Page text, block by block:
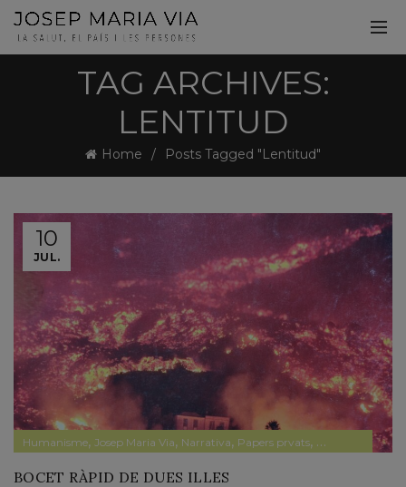
TAG ARCHIVES:
LENTITUD
Home Posts Tagged "Lentitud"
10
JUL.
Humanisme, Josep Maria Via, Narrativa, Papers prvats, Pensament
BOCET RÀPID DE DUES ILLES